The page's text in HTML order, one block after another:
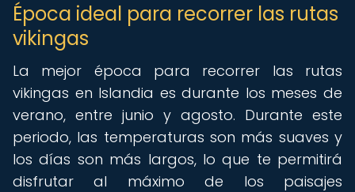
Época ideal para recorrer las rutas
vikingas
La mejor época para recorrer las rutas
vikingas en Islandia es durante los meses de
verano, entre junio y agosto. Durante este
periodo, las temperaturas son más suaves y
los días son más largos, lo que te permitirá
disfrutar al máximo de los paisajes